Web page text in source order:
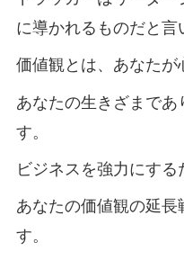
に導かれるものだと言
価値観とは、あなたが
あなたの生きざまで
す。
ビジネスを強力にする
あなたの価値観の延
す。